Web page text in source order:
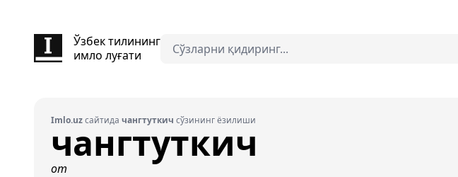
Ўзбек тилининг
имло луғати
Imlo.uzсайтида чангтуткич сўзининг ёзилиши
чангтуткич
от